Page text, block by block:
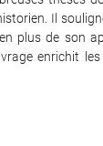
Il
plus de son
enrichit